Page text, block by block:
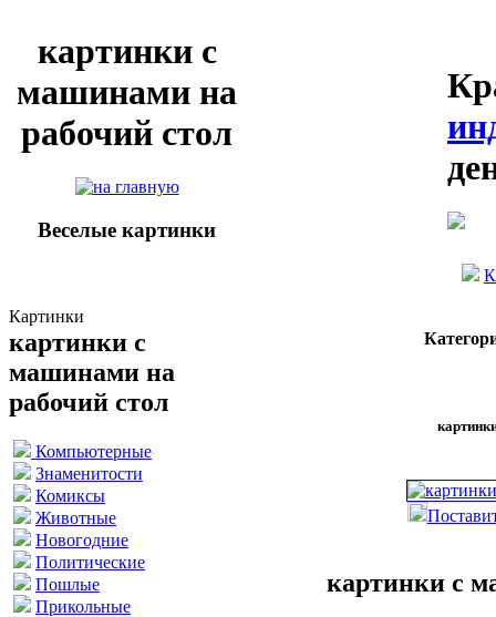
картинки с
машинами на
рабочий стол
Веселые картинки
Картинки
картинки с
машинами на
рабочий стол
Компьютерные
Знаменитости
Комиксы
Животные
Новогодние
Политические
Пошлые
Прикольные
картинки с